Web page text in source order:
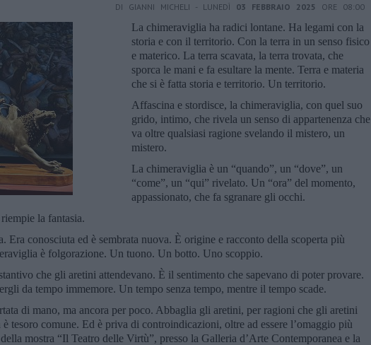
DI GIANNI MICHELI - LUNEDÌ 03 FEBBRAIO 2025 ORE 08:00
La chimeraviglia ha radici lontane. Ha legami con la
storia e con il territorio. Con la terra in un senso fisico
e materico. La terra scavata, la terra trovata, che
sporca le mani e fa esultare la mente. Terra e materia
che si è fatta storia e territorio. Un territorio.
Affascina e stordisce, la chimeraviglia, con quel suo
grido, intimo, che rivela un senso di appartenenza che
va oltre qualsiasi ragione svelando il mistero, un
mistero.
La chimeraviglia è un “quando”, un “dove”, un
“come”, un “qui” rivelato. Un “ora” del momento,
appassionato, che fa sgranare gli occhi.
la fantasia.
Era conosciuta ed è sembrata nuova. È origine e racconto della scoperta più
è folgorazione. Un tuono. Un botto. Uno scoppio.
che gli aretini attendevano. È il sentimento che sapevano di poter provare.
da tempo immemore. Un tempo senza tempo, mentre il tempo scade.
di mano, ma ancora per poco. Abbaglia gli aretini, per ragioni che gli aretini
tesoro comune. Ed è priva di controindicazioni, oltre ad essere l’omaggio più
mostra “Il Teatro delle Virtù”, presso la Galleria d’Arte Contemporanea e la